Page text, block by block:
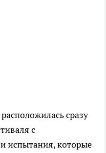
сразу
с
испытания, которые